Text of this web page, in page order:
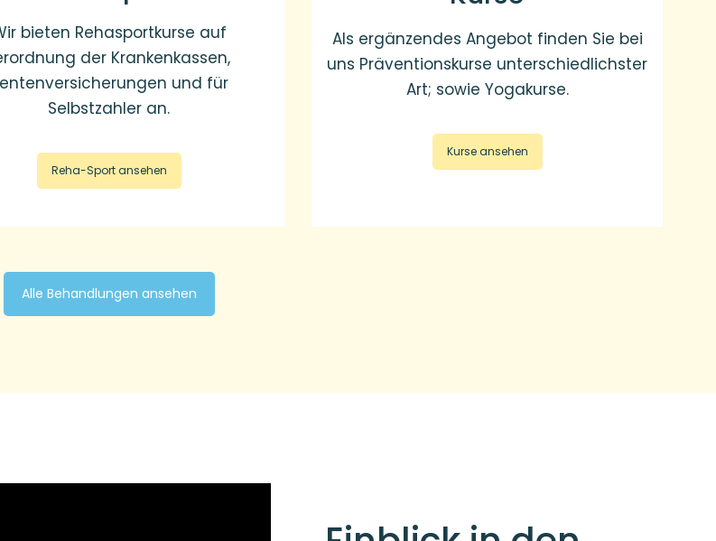
bieten Rehasportkurse auf
der Krankenkassen,
und für
Selbstzahler an.
Reha-Sport ansehen
Als ergänzendes Angebot finden Sie bei
uns Präventionskurse unterschiedlichster
Art; sowie Yogakurse.
Kurse ansehen
Alle Behandlungen ansehen